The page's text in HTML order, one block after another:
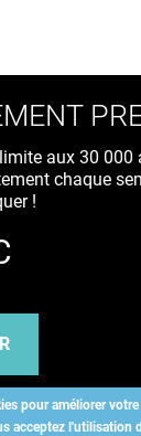
pour améliorer
acceptez l'utilisation
aux 30 000
chaque
!